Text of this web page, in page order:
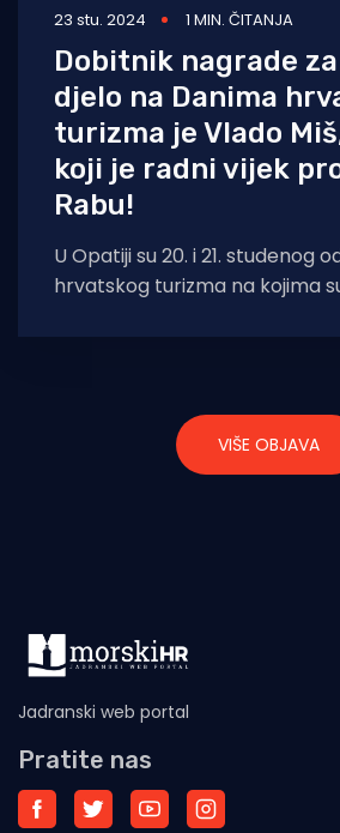
23 stu. 2024 1 MIN. ČITANJA
Dobitnik nagrade
djelo na Danima
turizma je Vlado
koji je radni vijek
Rabu!
U Opatiji su 20. i 21. studenog
hrvatskog turizma na kojima
komora
VIŠE OBJAVA
Jadranski web portal
Pratite nas